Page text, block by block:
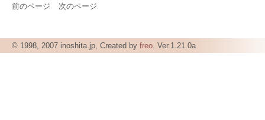
前のページ 次のページ
© 1998, 2007 inoshita.jp, Created by freo. Ver.1.21.0a